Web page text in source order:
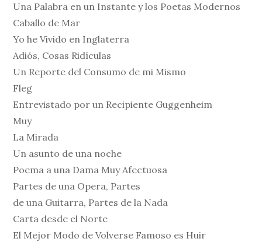
Una Palabra en un Instante y los Poetas Modernos
Caballo de Mar
Yo he Vivido en Inglaterra
Adiós, Cosas Ridículas
Un Reporte del Consumo de mi Mismo
Fleg
Entrevistado por un Recipiente Guggenheim
Muy
La Mirada
Un asunto de una noche
Poema a una Dama Muy Afectuosa
Partes de una Opera, Partes
de una Guitarra, Partes de la Nada
Carta desde el Norte
El Mejor Modo de Volverse Famoso es Huir